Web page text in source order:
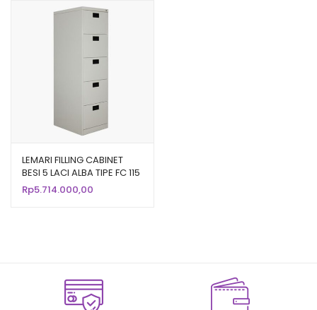
LEMARI FILLING CABINET
BESI 5 LACI ALBA TIPE FC 115
Rp5.714.000,00